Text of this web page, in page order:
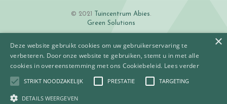
© 2021 Tuincentrum Abies.
Green Solutions
Algemene voorwaarden
×
Deze website gebruikt cookies om uw gebruikerservaring te
verbeteren. Door onze website te gebruiken, stemt u in met alle
cookies in overeenstemming met ons Cookiebeleid. Lees verder
STRIKT NOODZAKELIJK PRESTATIE TARGETING
DETAILS WEERGEVEN